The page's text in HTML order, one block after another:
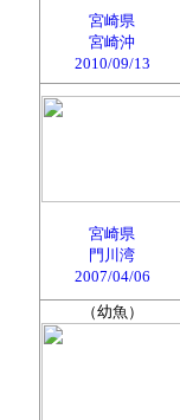
宮崎県
宮崎沖
2010/09/13
宮崎県
門川湾
2007/04/06
（幼魚）